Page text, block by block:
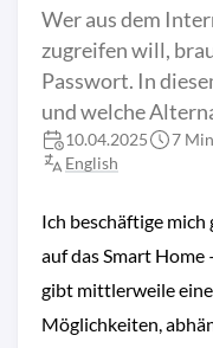
Wer aus dem
zugreifen will,
Passwort. In
und welche
10.04.2025
7
English
Ich beschäftige
auf das Smart Home
gibt mittlerweile
Möglichkeiten,